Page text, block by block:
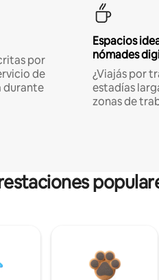
por
de
durante
Espacios
nómades
¿Viajás por
estadías
zonas de